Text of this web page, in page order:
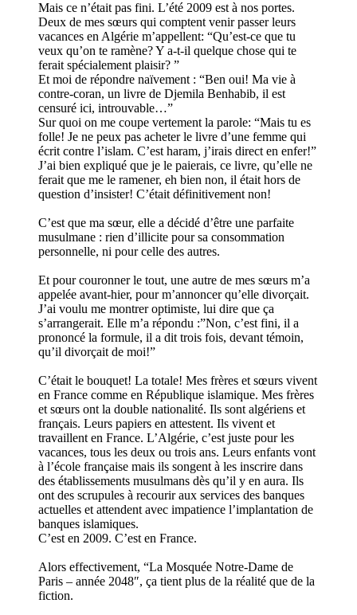
Mais ce n’était pas fini. L’été 2009 est à nos portes.
Deux de mes sœurs qui comptent venir passer leurs
vacances en Algérie m’appellent: “Qu’est-ce que tu
veux qu’on te ramène? Y a-t-il quelque chose qui te
ferait spécialement plaisir? ”
Et moi de répondre naïvement : “Ben oui! Ma vie à
contre-coran, un livre de Djemila Benhabib, il est
censuré ici, introuvable…”
Sur quoi on me coupe vertement la parole: “Mais tu es
folle! Je ne peux pas acheter le livre d’une femme qui
écrit contre l’islam. C’est haram, j’irais direct en enfer!”
J’ai bien expliqué que je le paierais, ce livre, qu’elle ne
ferait que me le ramener, eh bien non, il était hors de
question d’insister! C’était définitivement non!
C’est que ma sœur, elle a décidé d’être une parfaite
musulmane : rien d’illicite pour sa consommation
personnelle, ni pour celle des autres.
Et pour couronner le tout, une autre de mes sœurs m’a
appelée avant-hier, pour m’annoncer qu’elle divorçait.
J’ai voulu me montrer optimiste, lui dire que ça
s’arrangerait. Elle m’a répondu :”Non, c’est fini, il a
prononcé la formule, il a dit trois fois, devant témoin,
qu’il divorçait de moi!”
C’était le bouquet! La totale! Mes frères et sœurs vivent
en France comme en République islamique. Mes frères
et sœurs ont la double nationalité. Ils sont algériens et
français. Leurs papiers en attestent. Ils vivent et
travaillent en France. L’Algérie, c’est juste pour les
vacances, tous les deux ou trois ans. Leurs enfants vont
à l’école française mais ils songent à les inscrire dans
des établissements musulmans dès qu’il y en aura. Ils
ont des scrupules à recourir aux services des banques
actuelles et attendent avec impatience l’implantation de
banques islamiques.
C’est en 2009. C’est en France.
Alors effectivement, “La Mosquée Notre-Dame de
Paris – année 2048″, ça tient plus de la réalité que de la
fiction.